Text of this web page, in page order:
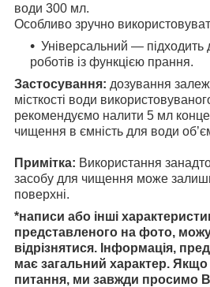
води 300 мл.
Особливо зручно
Універсальний — підходить
роботів із функцією прання.
Застосування: дозування
місткості води
рекомендуємо налити 5 мл
чищення в ємність для води
Примітка: Використання занадто
засобу для чищення може
поверхні.
*написи або інші
представленого на фото,
відрізнятися. Інформація,
має загальний характер.
питання, ми завжди просимо